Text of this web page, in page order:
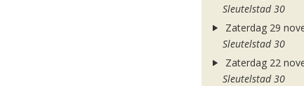
Sleutelstad 30
Zaterdag 29
Sleutelstad 30
Zaterdag 22
Sleutelstad 30